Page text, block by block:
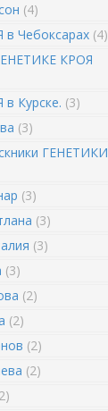
(4)
Чебоксарах (4)
КРОЯ
Курске. (3)
(3)
ГЕНЕТИКИ
(3)
(3)
(3)
(3)
(2)
(2)
(2)
(2)